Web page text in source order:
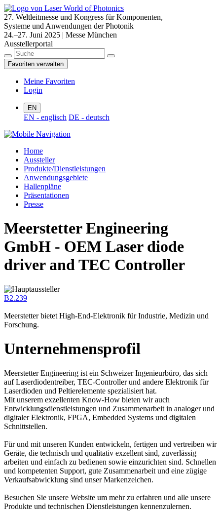
27. Weltleitmesse und Kongress für Komponenten,
Systeme und Anwendungen der Photonik
24.–27. Juni 2025 | Messe München
Ausstellerportal
Favoriten verwalten
Meine Favoriten
Login
EN
EN - englisch DE - deutsch
Home
Aussteller
Produkte/Dienstleistungen
Anwendungsgebiete
Hallenpläne
Präsentationen
Presse
Meerstetter Engineering
GmbH - OEM Laser diode
driver and TEC Controller
B2.239
Meerstetter bietet High-End-Elektronik für Industrie, Medizin und
Forschung.
Unternehmensprofil
Meerstetter Engineering ist ein Schweizer Ingenieurbüro, das sich
auf Laserdiodentreiber, TEC-Controller und andere Elektronik für
Laserdioden und Peltierelemente spezialisiert hat.
Mit unserem exzellenten Know-How bieten wir auch
Entwicklungsdienstleistungen und Zusammenarbeit in analoger und
digitaler Elektronik, FPGA, Embedded Systems und digitalen
Schnittstellen.
Für und mit unseren Kunden entwickeln, fertigen und vertreiben wir
Geräte, die technisch und qualitativ exzellent sind, zuverlässig
arbeiten und einfach zu bedienen sowie einzurichten sind. Schnellen
und kompetenten Support, gute Zusammenarbeit und eine zügige
Verkaufsabwicklung sind unser Markenzeichen.
Besuchen Sie unsere Website um mehr zu erfahren und alle unsere
Produkte und technischen Dienstleistungen kennenzulernen.